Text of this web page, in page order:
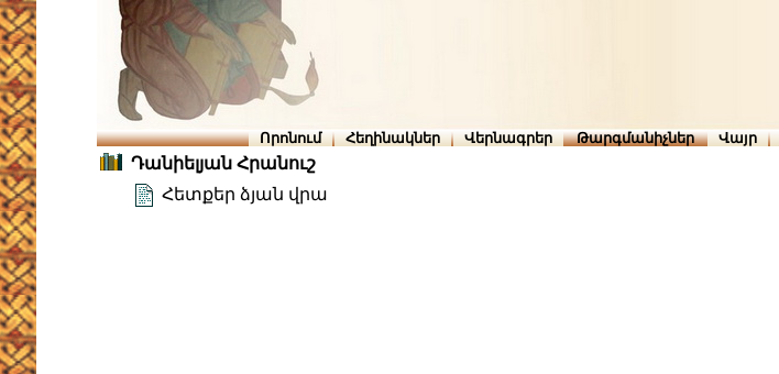
Որոնում Հեղինակներ Վերնագրեր Թարգմանիչներ Վայր
Դանիելյան Հրանուշ
Հետքեր ձյան վրա